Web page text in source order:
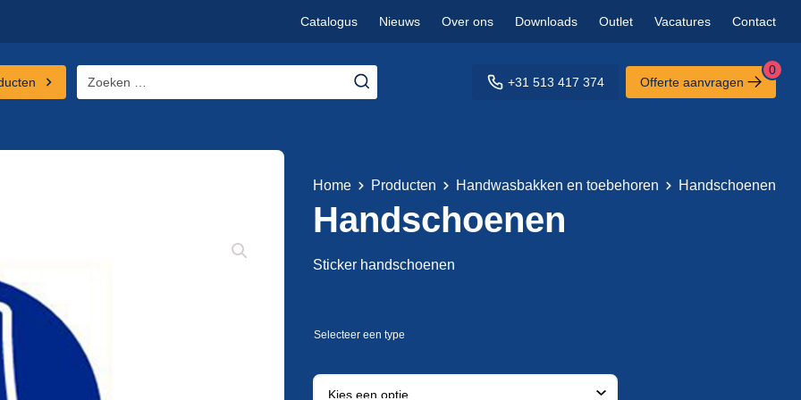
Catalogus Nieuws Over ons Downloads Outlet Vacatures Contact
naar:
+31 513 417 374 Offerte aanvragen
0
Home Producten Handwasbakken en toebehoren Handschoenen
Handschoenen
Sticker handschoenen